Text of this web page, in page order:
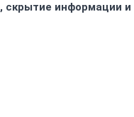
скрытиe информации